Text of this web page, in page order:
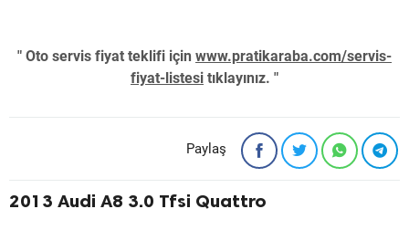
" Oto servis fiyat teklifi için www.pratikaraba.com/servis-
fiyat-listesi tıklayınız. "
Paylaş
2013 Audi A8 3.0 Tfsi Quattro